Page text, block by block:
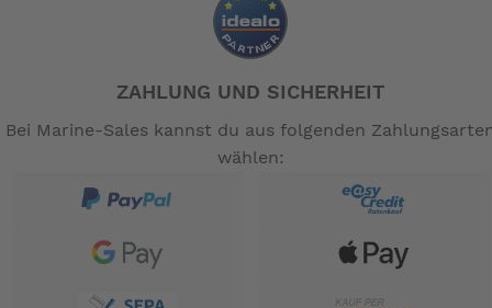
ZAHLUNG UND SICHERHEIT
Bei Marine-Sales kannst du aus folgenden
wählen: